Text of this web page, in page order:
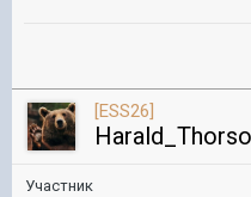
[ESS26]
Участник